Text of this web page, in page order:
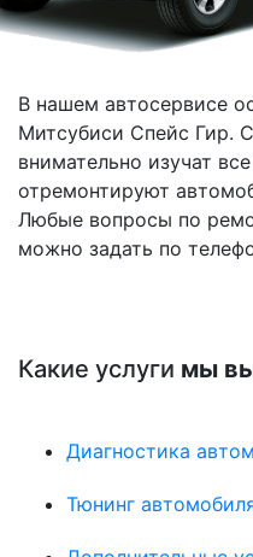
В нашем автосервисе
Митсубиси Спейс Гир.
внимательно изучат
отремонтируют
Любые вопросы по
можно задать по
Какие услуги мы
Диагностика
Тюнинг